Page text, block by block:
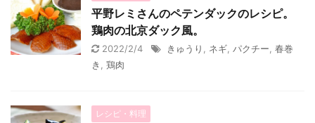
平野レミさんのペテンダックのレシピ。
鶏肉の北京ダック風。
2022/2/4 きゅうり ネギ パクチー 春巻
き
鶏肉
レシピ・料理